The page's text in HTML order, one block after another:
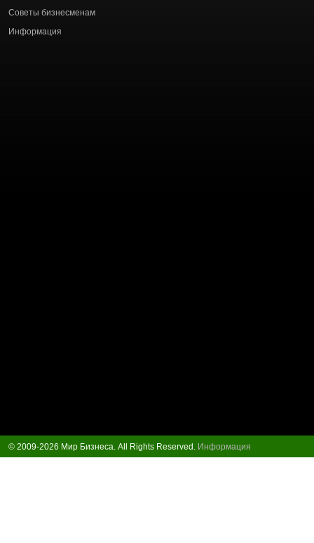
Советы бизнесменам
Информация
© 2009-2026 Мир Бизнеса. All Rights Reserved. Информация